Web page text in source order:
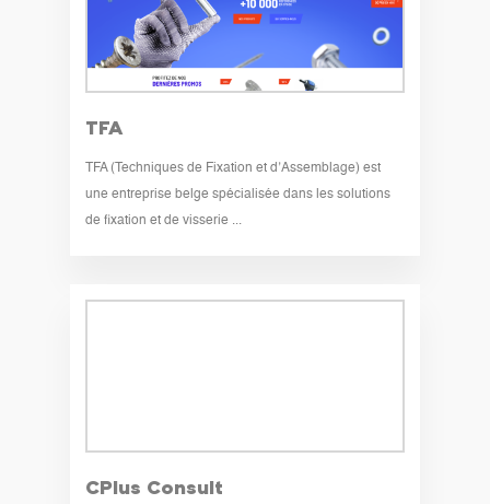
TFA
TFA (Techniques de Fixation et d’Assemblage) est
une entreprise belge spécialisée dans les solutions
de fixation et de visserie ...
CPlus Consult